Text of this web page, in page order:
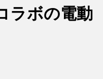
ラボの電動